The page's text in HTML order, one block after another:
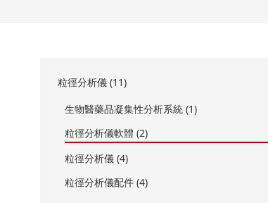
粒徑分析儀 (11)
生物醫藥品凝集性分析系統 (1)
粒徑分析儀軟體 (2)
粒徑分析儀 (4)
粒徑分析儀配件 (4)